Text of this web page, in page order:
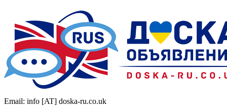
Email: info [AT] doska-ru.co.uk